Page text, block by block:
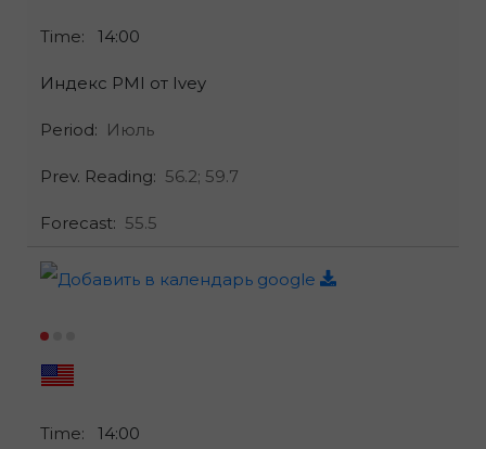
Time: 14:00
Индекс PMI от Ivey
Period: Июль
Prev. Reading: 56.2; 59.7
Forecast: 55.5
Time: 14:00